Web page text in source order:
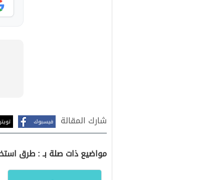
شارك المقالة فيسبوك تويتر
مواضيع ذات صلة بـ : طرق